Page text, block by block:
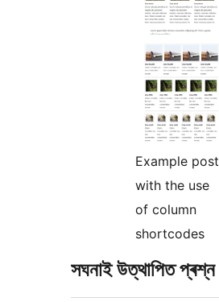
Example post
with the use
of column
shortcodes
সঘনাই উত্থাপিত প্ৰশ্ন